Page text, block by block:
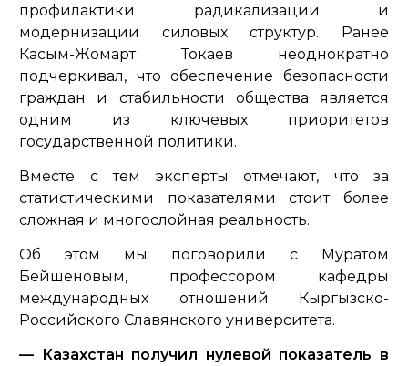
профилактики радикализации и
модернизации силовых структур. Ранее
Касым-Жомарт Токаев неоднократно
подчеркивал, что обеспечение безопасности
граждан и стабильности общества является
одним из ключевых приоритетов
государственной политики.
Вместе с тем эксперты отмечают, что за
статистическими показателями стоит более
сложная и многослойная реальность.
Об этом мы поговорили с Муратом
Бейшеновым, профессором кафедры
международных отношений Кыргызско-
Российского Славянского университета.
— Казахстан получил нулевой показатель в